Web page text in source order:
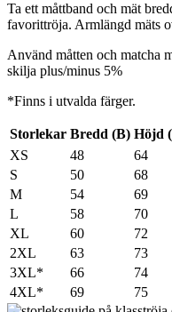
Ta ett måttband och mät
favorittröja. Armlängd mäts
Använd måtten och matcha
skilja plus/minus 5%
*Finns i utvalda färger.
Storlekar Bredd (B) Höjd
XS
48 64
S
50 68
M
54 69
L
58 70
XL
60 72
2XL
63 73
3XL*
66 74
4XL*
69 75